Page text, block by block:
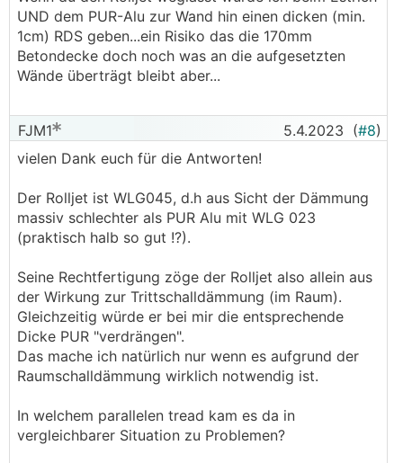
UND dem PUR-Alu zur Wand hin einen dicken (min.
1cm) RDS geben...ein Risiko das die 170mm
Betondecke doch noch was an die aufgesetzten
Wände überträgt bleibt aber...
FJM1 5.4.2023 (#8)
vielen Dank euch für die Antworten!
Der Rolljet ist WLG045, d.h aus Sicht der Dämmung
massiv schlechter als PUR Alu mit WLG 023
(praktisch halb so gut !?).
Seine Rechtfertigung zöge der Rolljet also allein aus
der Wirkung zur Trittschalldämmung (im Raum).
Gleichzeitig würde er bei mir die entsprechende
Dicke PUR "verdrängen".
Das mache ich natürlich nur wenn es aufgrund der
Raumschalldämmung wirklich notwendig ist.
In welchem parallelen tread kam es da in
vergleichbarer Situation zu Problemen?